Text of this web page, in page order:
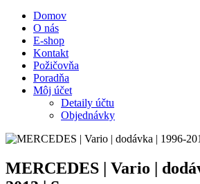
Domov
O nás
E-shop
Kontakt
Požičovňa
Poradňa
Môj účet
Detaily účtu
Objednávky
MERCEDES | Vario |